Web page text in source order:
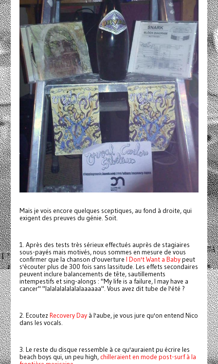
Mais je vois encore quelques sceptiques, au fond à droite, qui
exigent des preuves du génie. Soit.
1. Après des tests très sérieux effectués auprès de stagiaires
sous-payés mais motivés, nous sommes en mesure de vous
confirmer que la chanson d'ouverture I Don't Want a Babypeut
s'écouter plus de 300 fois sans lassitude. Les effets secondaires
peuvent inclure balancements de tête, sautillements
intempestifs et sing-alongs : "My life is a failure, I may have a
cancer" "lalalalalalalalaaaaaa". Vous avez dit tube de l'été ?
2. EcoutezRecovery Dayà l'aube, je vous jure qu'on entend Nico
dans les vocals.
3. Le reste du disque ressemble à ce qu'auraient pu écrire les
beach boys qui, un peu high, chilleraient en mode post-surf à la